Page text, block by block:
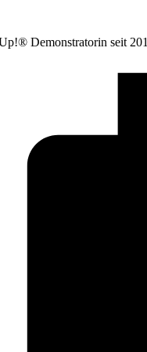
Demonstratorin seit